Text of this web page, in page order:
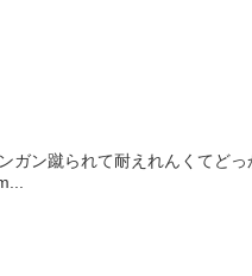
ン蹴られて耐えれんくてどっ